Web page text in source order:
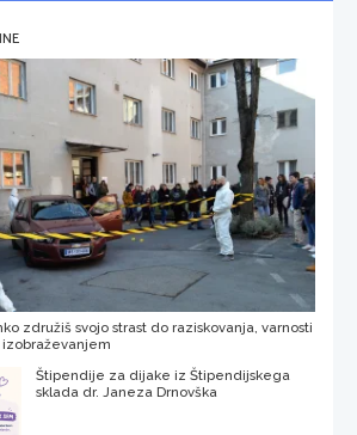
združiš svojo strast do raziskovanja, varnosti
Štipendije za dijake iz Štipendijskega
sklada dr. Janeza Drnovška